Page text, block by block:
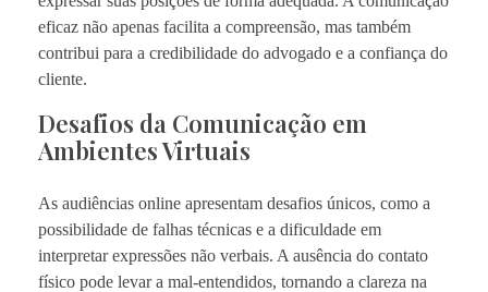
eficaz não apenas facilita a compreensão, mas também
contribui para a credibilidade do advogado e a confiança do
cliente.
Desafios da Comunicação em
Ambientes Virtuais
As audiências online apresentam desafios únicos, como a
possibilidade de falhas técnicas e a dificuldade em
interpretar expressões não verbais. A ausência do contato
físico pode levar a mal-entendidos, tornando a clareza na